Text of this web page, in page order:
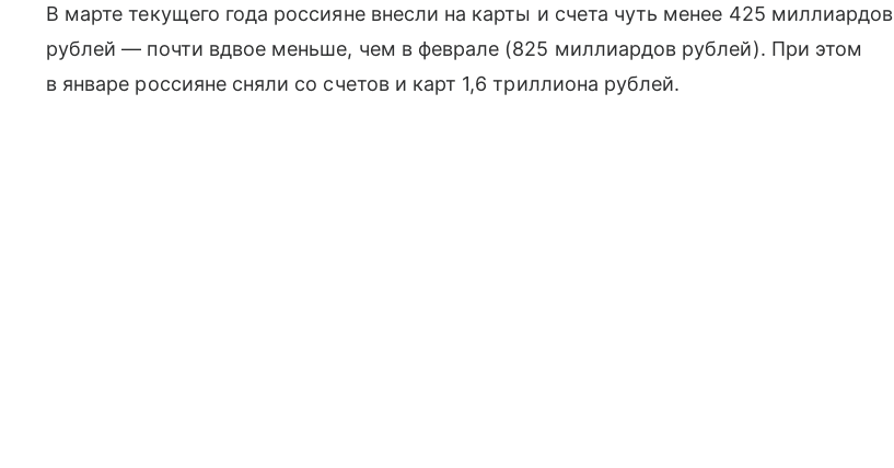
В марте текущего года россияне внесли на карты и счета чуть менее 425 миллиардов
рублей — почти вдвое меньше, чем в феврале (825 миллиардов рублей). При этом
в январе россияне сняли со счетов и карт 1,6 триллиона рублей.